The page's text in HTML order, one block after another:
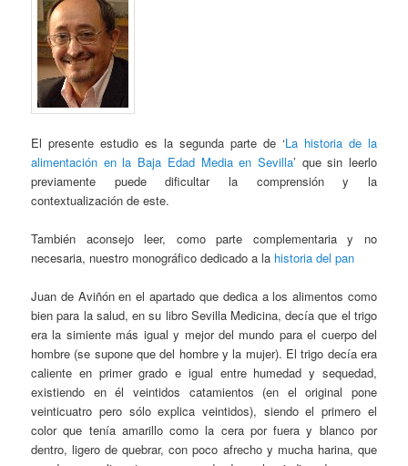
El presente estudio es la segunda parte de ‘La historia de la
alimentación en la Baja Edad Media en Sevilla’ que sin leerlo
previamente puede dificultar la comprensión y la
contextualización de este.
También aconsejo leer, como parte complementaria y no
necesaria, nuestro monográfico dedicado a la historia del pan
Juan de Aviñón en el apartado que dedica a los alimentos como
bien para la salud, en su libro Sevilla Medicina, decía que el trigo
era la simiente más igual y mejor del mundo para el cuerpo del
hombre (se supone que del hombre y la mujer). El trigo decía era
caliente en primer grado e igual entre humedad y sequedad,
existiendo en él veintidos catamientos (en el original pone
veinticuatro pero sólo explica veintidos), siendo el primero el
color que tenía amarillo como la cera por fuera y blanco por
dentro, ligero de quebrar, con poco afrecho y mucha harina, que